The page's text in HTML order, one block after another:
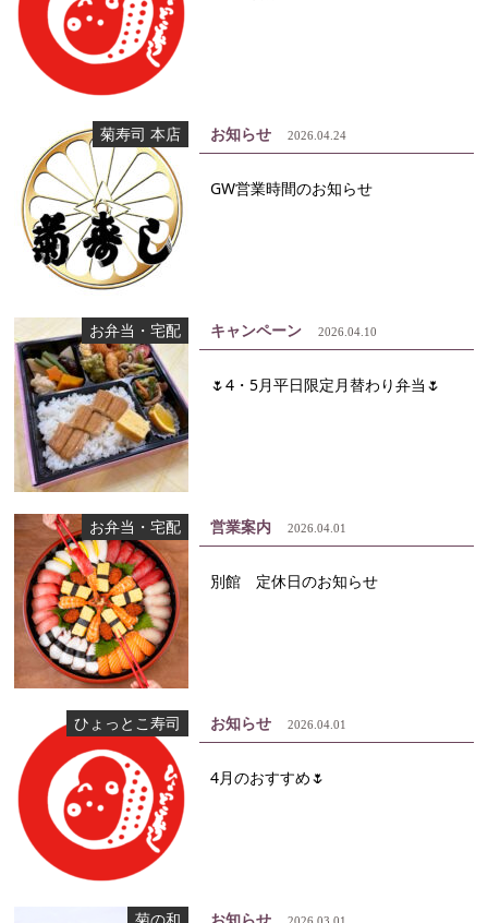
菊寿司 本店 お知らせ 2026.04.24
GW営業時間のお知らせ
お弁当・宅配 キャンペーン 2026.04.10
🌷4・5月平日限定月替わり弁当🌷
お弁当・宅配 営業案内 2026.04.01
別館 定休日のお知らせ
ひょっとこ寿司 お知らせ 2026.04.01
4月のおすすめ🌷